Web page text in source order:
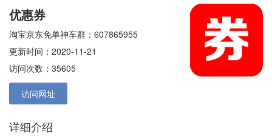
优惠券
淘宝京东免单神车群：607865955
更新时间：2020-11-21
访问次数：35605
访问网址
详细介绍